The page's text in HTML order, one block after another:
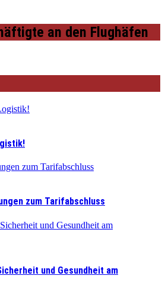
an den Flughäfen
zum Tarifabschluss
und Gesundheit am